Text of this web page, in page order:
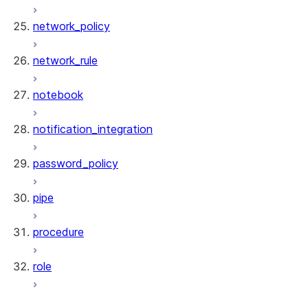
network_policy
network_rule
notebook
notification_integration
password_policy
pipe
procedure
role